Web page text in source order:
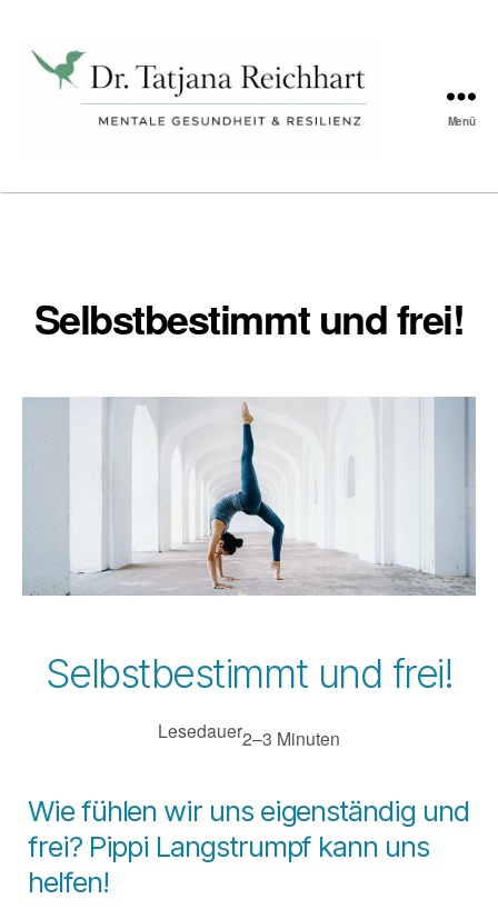
Reichhart
Menü
Schlagwort: Seelische Gesundheit
Selbstbestimmt und frei!
Selbstbestimmt und frei!
Lesedauer2–3 Minuten
Wie fühlen wir uns eigenständig und
frei? Pippi Langstrumpf kann uns
helfen!